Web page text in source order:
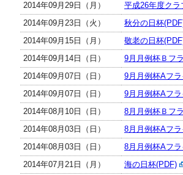
2014年09月29日（月）
平成26年度ク
2014年09月23日（火）
秋分の日杯
2014年09月15日（月）
敬老の日杯
2014年09月14日（日）
9月月例杯Ｂフ
2014年09月07日（日）
9月月例杯Aフ
2014年09月07日（日）
9月月例杯Aフ
2014年08月10日（日）
8月月例杯Ｂフ
2014年08月03日（日）
8月月例杯Aフ
2014年08月03日（日）
8月月例杯Aフ
2014年07月21日（月）
海の日杯(PDF)